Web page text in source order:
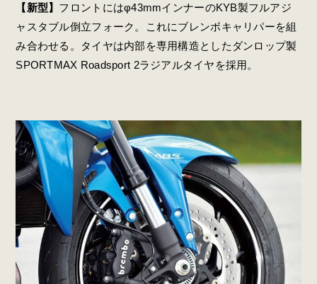
【新型】 フロントにはφ43mmインナーのKYB製フルアジ
ャスタブル倒立フォーク。これにブレンボキャリパーを組
み合わせる。タイヤは内部を専用構造としたダンロップ製
SPORTMAX Roadsport 2ラジアルタイヤを採用。